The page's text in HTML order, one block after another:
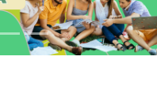
Next